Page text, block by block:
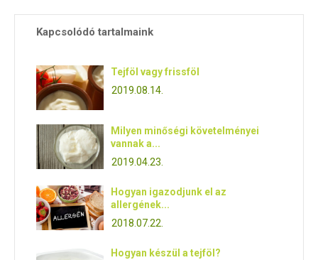
Kapcsolódó tartalmaink
Tejföl vagy frissföl
2019.08.14.
Milyen minőségi követelményei
vannak a...
2019.04.23.
Hogyan igazodjunk el az
allergének...
2018.07.22.
Hogyan készül a tejföl?